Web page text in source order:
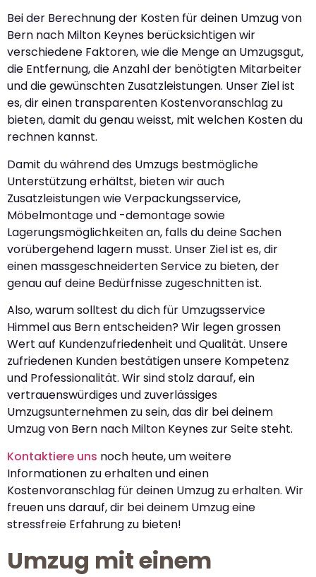
Bei der Berechnung der Kosten für deinen Umzug von
Bern nach Milton Keynes berücksichtigen wir
verschiedene Faktoren, wie die Menge an Umzugsgut,
die Entfernung, die Anzahl der benötigten Mitarbeiter
und die gewünschten Zusatzleistungen. Unser Ziel ist
es, dir einen transparenten Kostenvoranschlag zu
bieten, damit du genau weisst, mit welchen Kosten du
rechnen kannst.
Damit du während des Umzugs bestmögliche
Unterstützung erhältst, bieten wir auch
Zusatzleistungen wie Verpackungsservice,
Möbelmontage und -demontage sowie
Lagerungsmöglichkeiten an, falls du deine Sachen
vorübergehend lagern musst. Unser Ziel ist es, dir
einen massgeschneiderten Service zu bieten, der
genau auf deine Bedürfnisse zugeschnitten ist.
Also, warum solltest du dich für Umzugsservice
Himmel aus Bern entscheiden? Wir legen grossen
Wert auf Kundenzufriedenheit und Qualität. Unsere
zufriedenen Kunden bestätigen unsere Kompetenz
und Professionalität. Wir sind stolz darauf, ein
vertrauenswürdiges und zuverlässiges
Umzugsunternehmen zu sein, das dir bei deinem
Umzug von Bern nach Milton Keynes zur Seite steht.
Kontaktiere uns noch heute, um weitere
Informationen zu erhalten und einen
Kostenvoranschlag für deinen Umzug zu erhalten. Wir
freuen uns darauf, dir bei deinem Umzug eine
stressfreie Erfahrung zu bieten!
Umzug mit einem